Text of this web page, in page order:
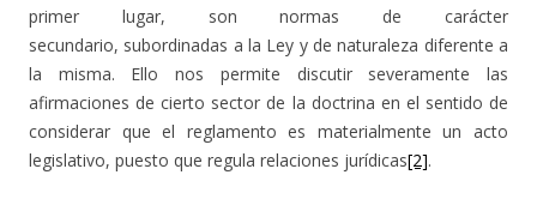
primer lugar, son normas de carácter
secundario, subordinadas a la Ley y de naturaleza diferente a
la misma. Ello nos permite discutir severamente las
afirmaciones de cierto sector de la doctrina en el sentido de
considerar que el reglamento es materialmente un acto
legislativo, puesto que regula relaciones jurídicas[2].